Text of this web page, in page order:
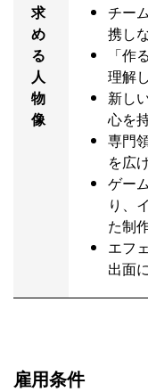
求
め
る
人
物
像
チー
携し
「作
理解
新し
心を
専門
を広
ゲー
り、
た制
エフ
出面
雇用条件